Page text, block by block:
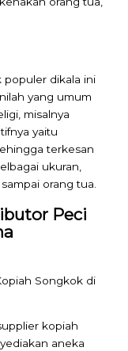
populer dikala ini
yang umum
misalnya
yaitu
terkesan
ukuran,
orang tua.
Peci
kopiah
aneka